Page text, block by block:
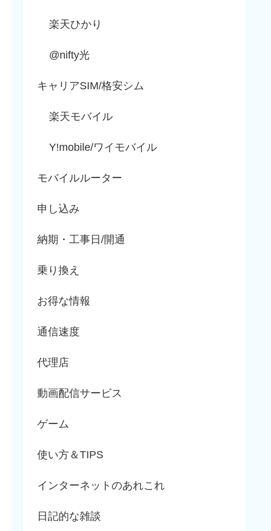
楽天ひかり
@nifty光
キャリアSIM/格安シム
楽天モバイル
Y!mobile/ワイモバイル
モバイルルーター
申し込み
納期・工事日/開通
乗り換え
お得な情報
通信速度
代理店
動画配信サービス
ゲーム
使い方＆TIPS
インターネットのあれこれ
日記的な雑談